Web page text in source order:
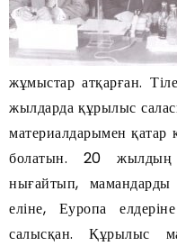
жұмыстар атқарған.
жылдарда құрылыс
материалдарымен қатар
болатын. 20 жылдың
нығайтып,
еліне, Еуропа
салысқан. Құрылыс